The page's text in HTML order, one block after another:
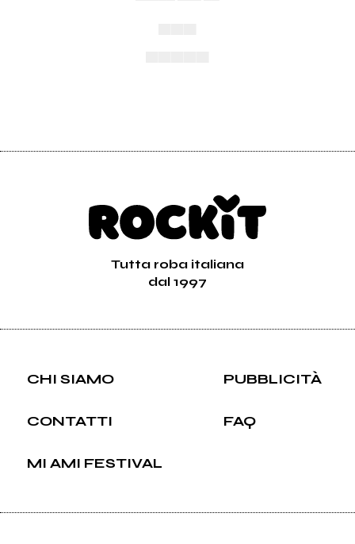
Tutta roba italiana
dal 1997
CHI SIAMO PUBBLICITÀ
CONTATTI FAQ
MI AMI FESTIVAL